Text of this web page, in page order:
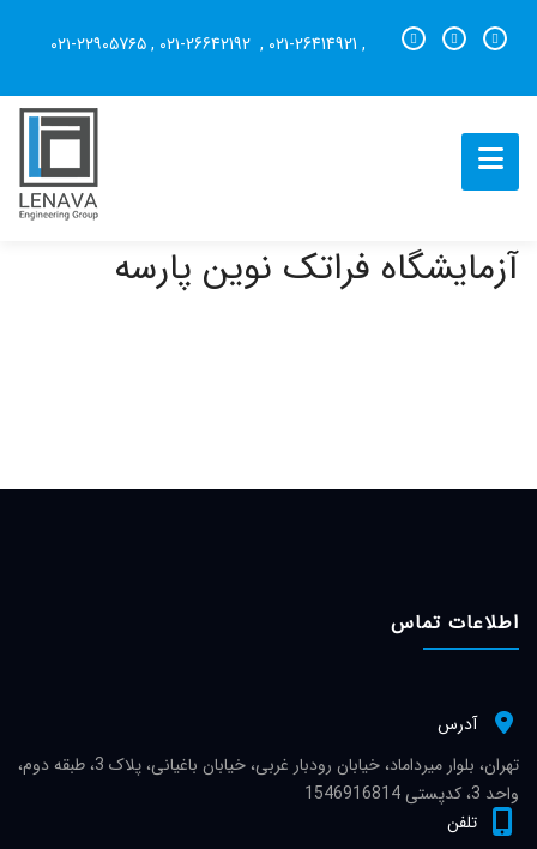
, ۰۲۱-26414921 ,
,۰۲۱-۲۲۹۰۵7۶۵
آزمایشگاه فراتک نوین پارسه
اطلاعات تماس
آدرس
تهران، بلوار میرداماد، خیابان رودبار غربی، خیابان باغیانی، پلاک 3، طبقه دوم،
واحد 3، کدپستی 1546916814
تلفن